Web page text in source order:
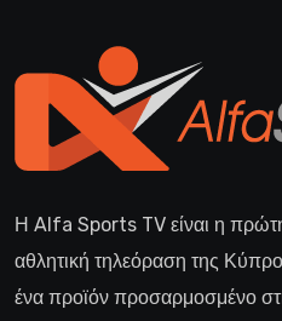
Η Alfa Sports TV είναι η
αθλητική τηλεόραση της
ένα προϊόν προσαρμοσμένο